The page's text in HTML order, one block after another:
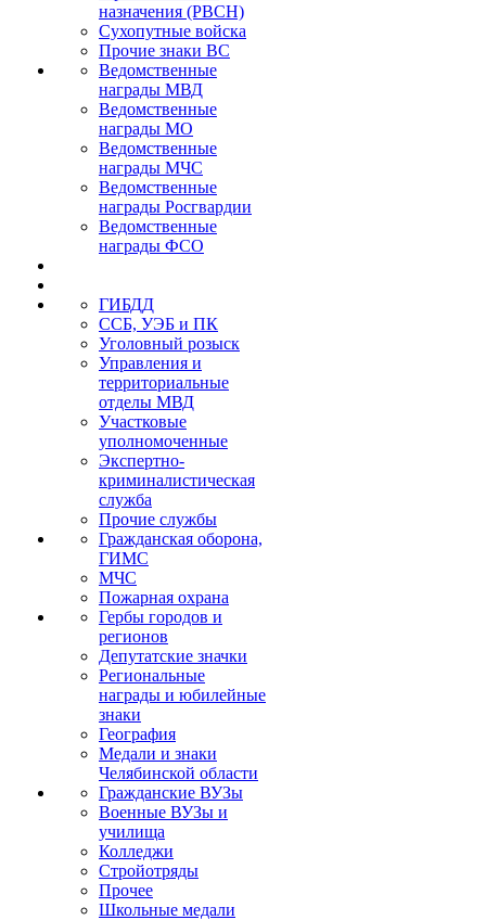
назначения (РВСН)
Сухопутные войска
Прочие знаки ВС
Ведомственные
награды МВД
Ведомственные
награды МО
Ведомственные
награды МЧС
Ведомственные
награды Росгвардии
Ведомственные
награды ФСО
ГИБДД
ССБ, УЭБ и ПК
Уголовный розыск
Управления и
территориальные
отделы МВД
Участковые
уполномоченные
Экспертно-
криминалистическая
служба
Прочие службы
Гражданская оборона,
ГИМС
МЧС
Пожарная охрана
Гербы городов и
регионов
Депутатские значки
Региональные
награды и юбилейные
знаки
География
Медали и знаки
Челябинской области
Гражданские ВУЗы
Военные ВУЗы и
училища
Колледжи
Стройотряды
Прочее
Школьные медали